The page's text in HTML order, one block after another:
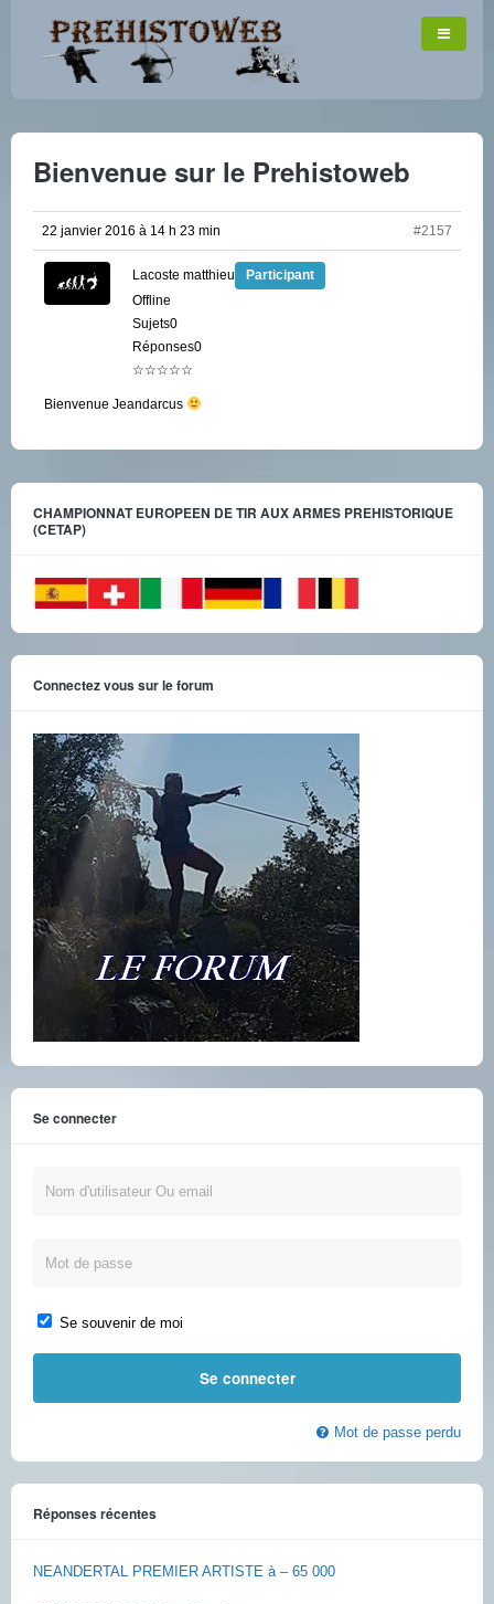
Bienvenue sur le Prehistoweb
22 janvier 2016 à 14 h 23 min #2157
Lacoste matthieu
Participant
Offline
Sujets0
Réponses0
☆☆☆☆☆
Bienvenue Jeandarcus
CHAMPIONNAT EUROPEEN DE TIR AUX ARMES PREHISTORIQUE
(CETAP)
Connectez vous sur le forum
Se connecter
Se souvenir de moi
Mot de passe perdu
Réponses récentes
NEANDERTAL PREMIER ARTISTE à – 65 000